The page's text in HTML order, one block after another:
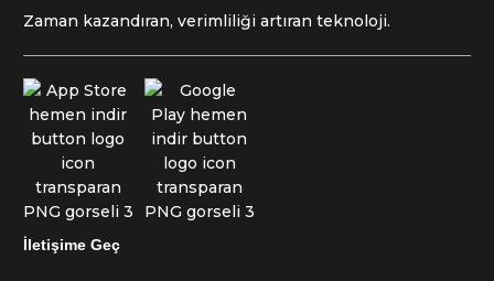
Zaman kazandıran, verimliliği artıran teknoloji.
İletişime Geç